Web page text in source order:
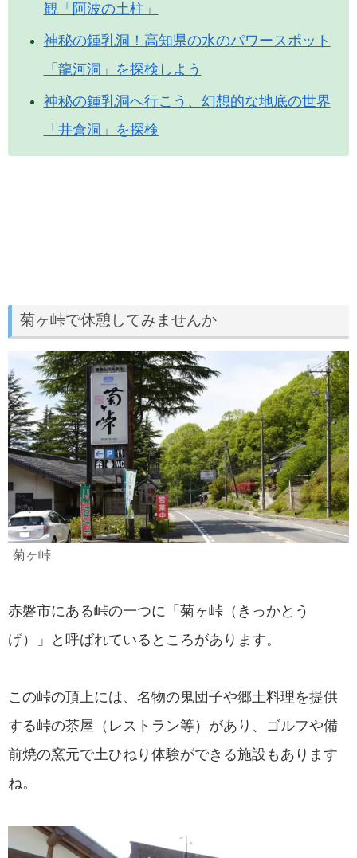
観「阿波の土柱」
神秘の鍾乳洞！高知県の水のパワースポット
「龍河洞」を探検しよう
神秘の鍾乳洞へ行こう、幻想的な地底の世界
「井倉洞」を探検
菊ヶ峠で休憩してみませんか
菊ヶ峠
赤磐市にある峠の一つに「菊ヶ峠（きっかとう
げ）」と呼ばれているところがあります。
この峠の頂上には、名物の鬼団子や郷土料理を提供
する峠の茶屋（レストラン等）があり、ゴルフや備
前焼の窯元で土ひねり体験ができる施設もあります
ね。